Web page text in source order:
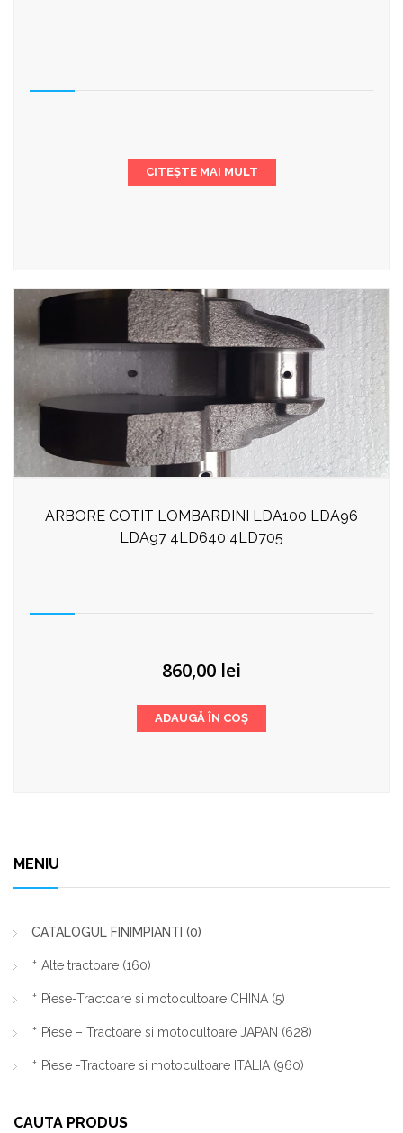
CITEȘTE MAI MULT
ARBORE COTIT LOMBARDINI LDA100 LDA96
LDA97 4LD640 4LD705
860,00 lei
ADAUGĂ ÎN COȘ
MENIU
CATALOGUL FINIMPIANTI (0)
Alte tractoare (160)
Piese-Tractoare si motocultoare CHINA (5)
Piese – Tractoare si motocultoare JAPAN (628)
Piese -Tractoare si motocultoare ITALIA (960)
CAUTA PRODUS